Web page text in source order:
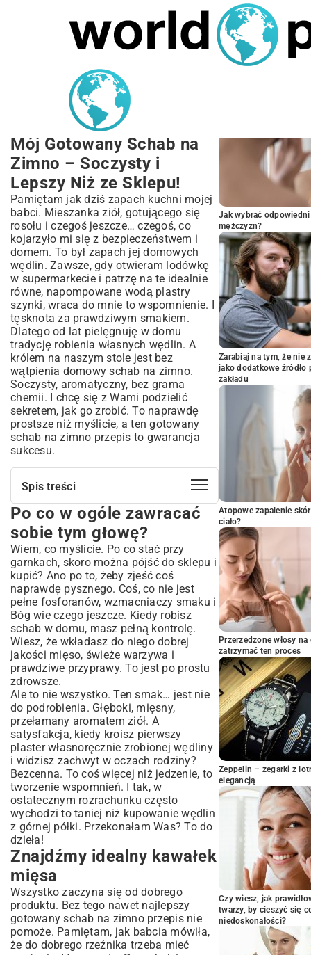
MARIUSZ ŁAMAGA 27.09.2025
Gotowany schab na zimno
przepis: Pyszna domowa
Mój Gotowany Schab na
Zimno – Soczysty i
Lepszy Niż ze Sklepu!
Pamiętam jak dziś zapach kuchni mojej
babci. Mieszanka ziół, gotującego się
rosołu i czegoś jeszcze… czegoś, co
kojarzyło mi się z bezpieczeństwem i
domem. To był zapach jej domowych
wędlin. Zawsze, gdy otwieram lodówkę
w supermarkecie i patrzę na te idealnie
równe, napompowane wodą plastry
szynki, wraca do mnie to wspomnienie. I
tęsknota za prawdziwym smakiem.
Dlatego od lat pielęgnuję w domu
tradycję robienia własnych wędlin. A
królem na naszym stole jest bez
wątpienia domowy schab na zimno.
Soczysty, aromatyczny, bez grama
chemii. I chcę się z Wami podzielić
sekretem, jak go zrobić. To naprawdę
prostsze niż myślicie, a ten gotowany
schab na zimno przepis to gwarancja
sukcesu.
Spis treści
Po co w ogóle zawracać sobie tym
głowę?
Znajdźmy idealny kawałek mięsa
Mój sprawdzony gotowany schab na
zimno przepis
Składniki, których potrzebujesz:
Przygotowanie mięsa – mój mały sekret
Gotowanie, czyli magia w kuchni
Chłodzenie – test cierpliwości
Coś dla eksperymentatorów
Schab gotowany na zimno jak
podawać?
Wasze pytania o gotowany schab
Jak długo można go trzymać w lodówce?
Czy można go zamrozić?
Co zrobić, żeby nie był suchy?
Spróbujcie, a nie pożałujecie!
Po co w ogóle zawracać
sobie tym głowę?
Wiem, co myślicie. Po co stać przy
garnkach, skoro można pójść do sklepu i
kupić? Ano po to, żeby zjeść coś
naprawdę pysznego. Coś, co nie jest
pełne fosforanów, wzmacniaczy smaku i
Bóg wie czego jeszcze. Kiedy robisz
schab w domu, masz pełną kontrolę.
Wiesz, że wkładasz do niego dobrej
jakości mięso, świeże warzywa i
prawdziwe przyprawy. To jest po prostu
zdrowsze.
Ale to nie wszystko. Ten smak… jest nie
do podrobienia. Głęboki, mięsny,
przełamany aromatem ziół. A
satysfakcja, kiedy kroisz pierwszy
plaster własnoręcznie zrobionej wędliny
i widzisz zachwyt w oczach rodziny?
Bezcenna. To coś więcej niż jedzenie, to
tworzenie wspomnień. I tak, w
ostatecznym rozrachunku często
wychodzi to taniej niż kupowanie wędlin
z górnej półki. Przekonałam Was? To do
dzieła!
Znajdźmy idealny kawałek
mięsa
Wszystko zaczyna się od dobrego
produktu. Bez tego nawet najlepszy
gotowany schab na zimno przepis nie
pomoże. Pamiętam, jak babcia mówiła,
że do dobrego rzeźnika trzeba mieć
Jak wybrać
mężczyzn?
Zarabiaj na tym, że nie
jako dodatkowe
zakładu
Atopowe zapalenie
ciało?
Przerzedzone włosy
zatrzymać ten proces
Zeppelin – zegarki z
elegancją
Czy wiesz, jak
twarzy, by cieszyć się
niedoskonałości?